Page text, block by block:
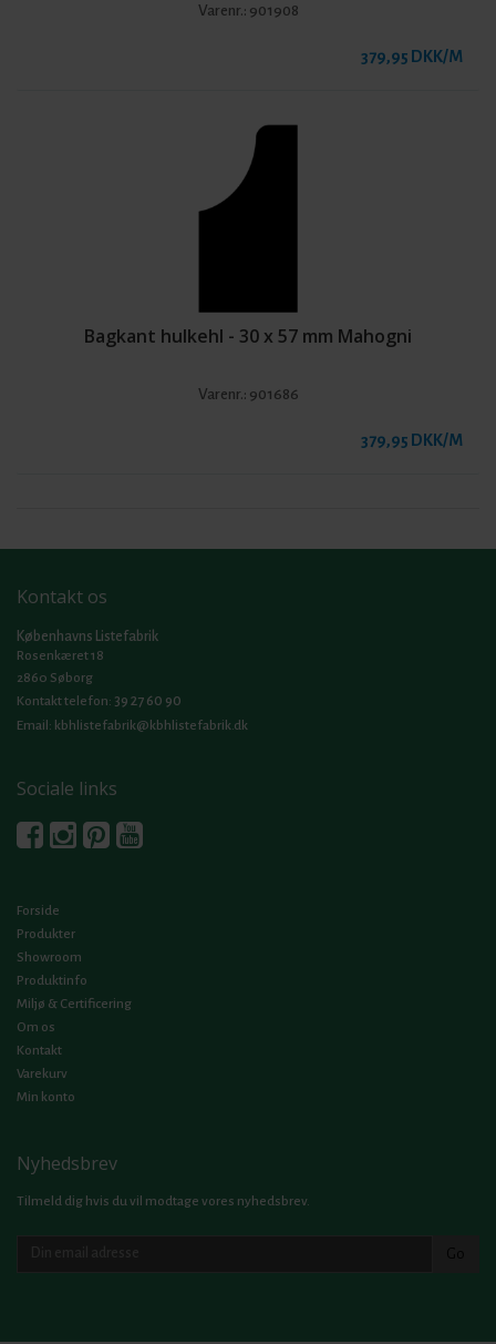
Varenr.: 901908
379,95 DKK/M
Bagkant hulkehl - 30 x 57 mm Mahogni
Varenr.: 901686
379,95 DKK/M
Kontakt os
Københavns Listefabrik
Rosenkæret 18
2860 Søborg
Kontakt telefon: 39 27 60 90
Email: kbhlistefabrik@kbhlistefabrik.dk
Sociale links
Forside
Produkter
Showroom
Produktinfo
Miljø & Certificering
Om os
Kontakt
Varekurv
Min konto
Nyhedsbrev
Tilmeld dig hvis du vil modtage vores nyhedsbrev.